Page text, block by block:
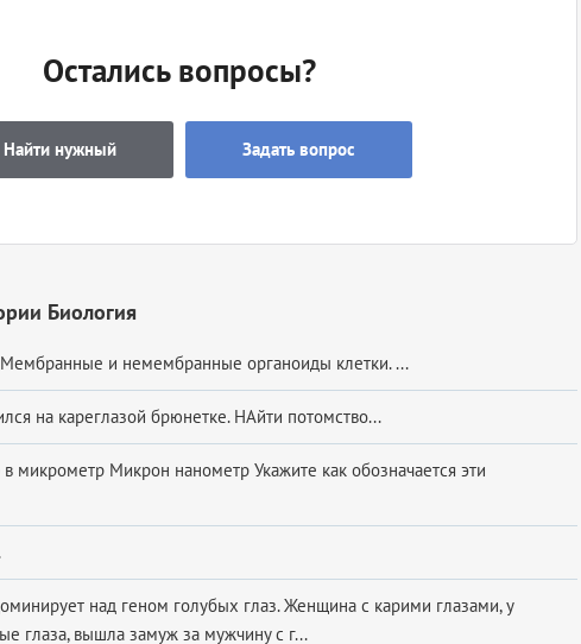
Остались вопросы?
Найти нужный Задать вопрос
Биология
Мембранные и немембранные органоиды клетки. ​...
на кареглазой брюнетке. НАйти потомство...
микрометр Микрон нанометр Укажите как обозначается эти
над геном голубых глаз. Женщина с карими глазами, у
глаза, вышла замуж за мужчину с г...